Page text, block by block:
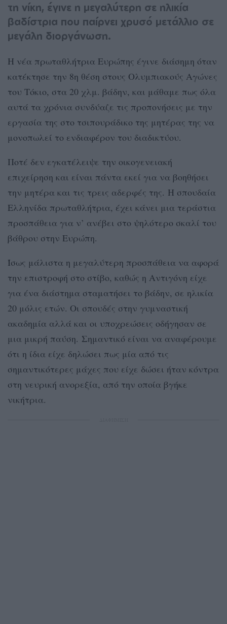
τη νίκη, έγινε η μεγαλύτερη σε ηλικία
βαδίστρια που παίρνει χρυσό μετάλλιο σε
μεγάλη διοργάνωση.
Η νέα πρωταθλήτρια Ευρώπης έγινε διάσημη όταν
κατέκτησε την 8η θέση στους Ολυμπιακούς Αγώνες
του Τόκιο, στα 20 χλμ. βάδην, και μάθαμε πως όλα
αυτά τα χρόνια συνδύαζε τις προπονήσεις με την
εργασία της στο τσιπουράδικο της μητέρας της να
μονοπωλεί το ενδιαφέρον του διαδικτύου.
Ποτέ δεν εγκατέλειψε την οικογενειακή
επιχείρηση και είναι πάντα εκεί για να βοηθήσει
την μητέρα και τις τρεις αδερφές της. Η σπουδαία
Ελληνίδα πρωταθλήτρια, έχει κάνει μια τεράστια
προσπάθεια για ν’ ανέβει στο ψηλότερο σκαλί του
βάθρου στην Ευρώπη.
Ίσως μάλιστα η μεγαλύτερη προσπάθεια να αφορά
την επιστροφή στο στίβο, καθώς η Αντιγόνη είχε
για ένα διάστημα σταματήσει το βάδην, σε ηλικία
20 μόλις ετών. Οι σπουδές στην γυμναστική
ακαδημία αλλά και οι υποχρεώσεις οδήγησαν σε
μια μικρή παύση. Σημαντικό είναι να αναφέρουμε
ότι η ίδια είχε δηλώσει πως μία από τις
σημαντικότερες μάχες που είχε δώσει ήταν κόντρα
στη νευρική ανορεξία, από την οποία βγήκε
νικήτρια.